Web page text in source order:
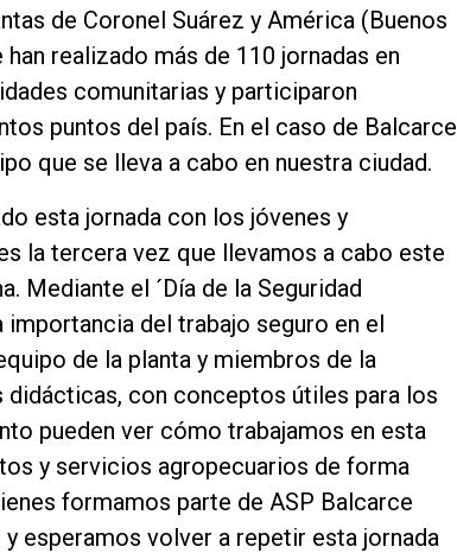
de Coronel Suárez y América (Buenos
realizado más de 110 jornadas en
comunitarias y participaron
puntos del país. En el caso de Balcarce
que se lleva a cabo en nuestra ciudad.
esta jornada con los jóvenes y
la tercera vez que llevamos a cabo este
Mediante el ´Día de la Seguridad
del trabajo seguro en el
de la planta y miembros de la
con conceptos útiles para los
pueden ver cómo trabajamos en esta
y servicios agropecuarios de forma
formamos parte de ASP Balcarce
esperamos volver a repetir esta jornada